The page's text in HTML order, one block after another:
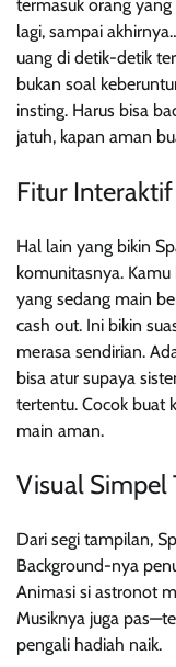
termasuk orang
lagi, sampai
uang di detik-detik
bukan soal
insting. Harus bisa
jatuh, kapan aman
Fitur
Hal lain yang bikin
komunitasnya.
yang sedang main
cash out. Ini bikin
merasa sendirian.
bisa atur supaya
tertentu. Cocok buat
main aman.
Visual Simpel
Dari segi tampilan,
Background-nya
Animasi si astronot
Musiknya juga
pengali hadiah naik.